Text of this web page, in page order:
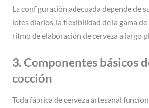
La configuración adecuada depende de
lotes diarios, la flexibilidad de la gama
ritmo de elaboración de cerveza a largo
3. Componentes básicos
cocción
Toda fábrica de cerveza artesanal